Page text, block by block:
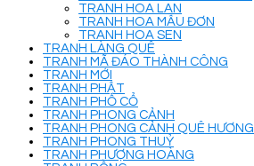
TRANH HOA LAN
TRANH HOA MẪU ĐƠN
TRANH HOA SEN
TRANH LÀNG QUÊ
TRANH MÃ ĐÁO THÀNH CÔNG
TRANH MỚI
TRANH PHẬT
TRANH PHỐ CỔ
TRANH PHONG CẢNH
TRANH PHONG CẢNH QUÊ HƯƠNG
TRANH PHONG THUỶ
TRANH PHƯỢNG HOÀNG